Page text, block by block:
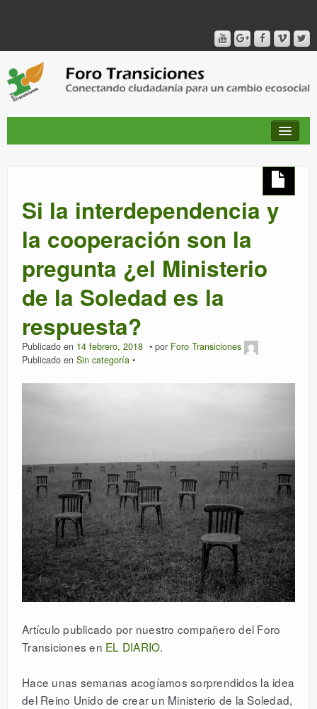
PUBLICACIONES + TIEMPO DE TRANSICIONES
RED AMIG@S DEL FORO
CANAL DE VIDEO
Si la interdependencia y
la cooperación son la
pregunta ¿el Ministerio
de la Soledad es la
respuesta?
Publicado en 14 febrero, 2018 por Foro Transiciones
Publicado en Sin categoría
Artículo publicado por nuestro compañero del Foro
Transiciones en EL DIARIO.
Hace unas semanas acogíamos sorprendidos la idea
del Reino Unido de crear un Ministerio de la Soledad,